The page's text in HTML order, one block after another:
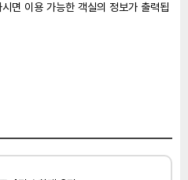
면 이용 가능한 객실의 정보가 출력됩